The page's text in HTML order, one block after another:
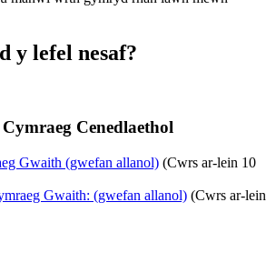
y lefel nesaf?
Cenedlaethol
Gwaith (gwefan allanol) (Cwrs ar-lein 10
Gwaith: (gwefan allanol) (Cwrs ar-lein